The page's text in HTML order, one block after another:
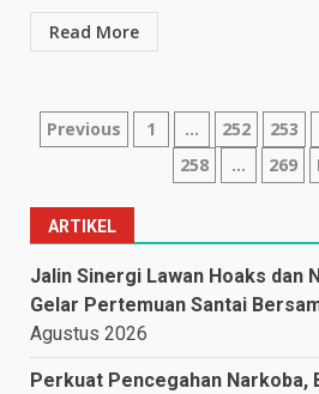
Read More
Paginasi
Previous 1 … 252 253
258
… 269
ARTIKEL
Jalin Sinergi Lawan Hoaks dan
Gelar Pertemuan Santai
Agustus 2026
Perkuat Pencegahan Narkoba,